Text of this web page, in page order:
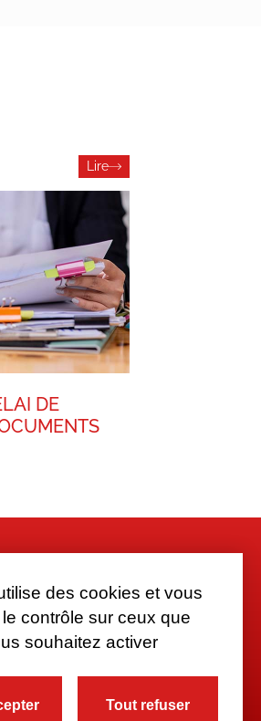
Lire
DE
des cookies et vous
contrôle sur ceux que
souhaitez activer
Tout refuser